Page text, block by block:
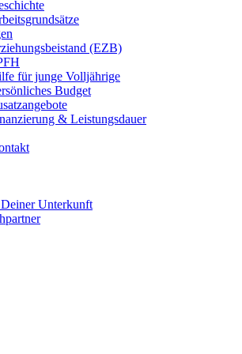
(EZB)
für junge Volljährige
Budget
& Leistungsdauer
Unterkunft